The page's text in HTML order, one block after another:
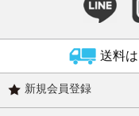
送料は
新規会員登録